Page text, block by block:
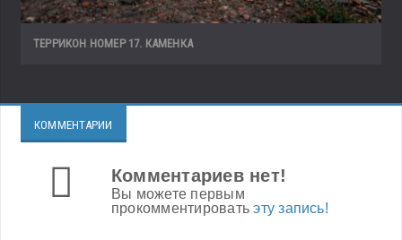
ТЕРРИКОН НОМЕР 17. КАМЕНКА
КОММЕНТАРИИ
Комментариев нет!
Вы можете первым
прокомментироватьэту запись!